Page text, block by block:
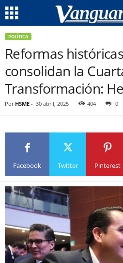
POLÍTICA
Reformas
consolidan la
Transformación:
Por HSME - 30 abril, 2025 404 0
Facebook Twitter Pinterest